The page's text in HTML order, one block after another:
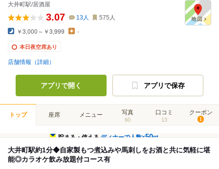
大井町駅/居酒屋
3.07 13人 575 人
￥3,000～￥3,999 -
本日夜空席あり
店舗情報（詳細）
アプリで開く アプリで保存
トップ 座席 メニュー 写真
60
口コミ
13
クーポン
1
貯まる・使えるディナーで人数×50pt
大井町駅約1分◆自家製もつ煮込みや馬刺しをお酒と共に気軽に堪
能◎カラオケ飲み放題付コース有